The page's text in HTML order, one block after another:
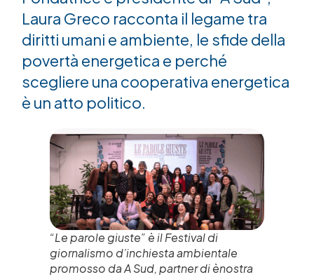
Laura Greco racconta il legame tra
diritti umani e ambiente, le sfide della
povertà energetica e perché
scegliere una cooperativa energetica
è un atto politico.
“Le parole giuste” è il Festival di
giornalismo d’inchiesta ambientale
promosso da A Sud, partner di ènostra